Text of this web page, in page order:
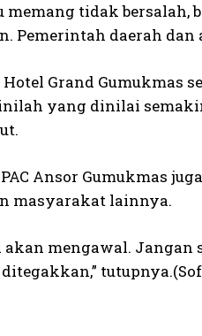
memang tidak
Pemerintah daerah
Grand Gumukmas
yang dinilai
PAC Ansor Gumukmas
masyarakat lainnya.
akan mengawal.